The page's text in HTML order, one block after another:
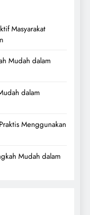
Masyarakat
Mudah dalam
dalam
Menggunakan
Mudah dalam